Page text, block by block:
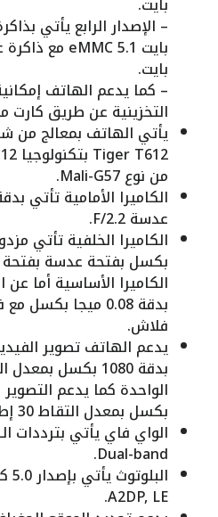
بايت.
– كما يدعم الهاتف
التخزينية عن طريق
من نوع Mali-G57.
عدسة F/2.2.
الكاميرا الأساسية أما عن
بدقة 0.08 ميجا
فلاش.
بكسل بمعدل التقاط 30 إطار في الثانية الواحدة.
Dual-band.
A2DP, LE.